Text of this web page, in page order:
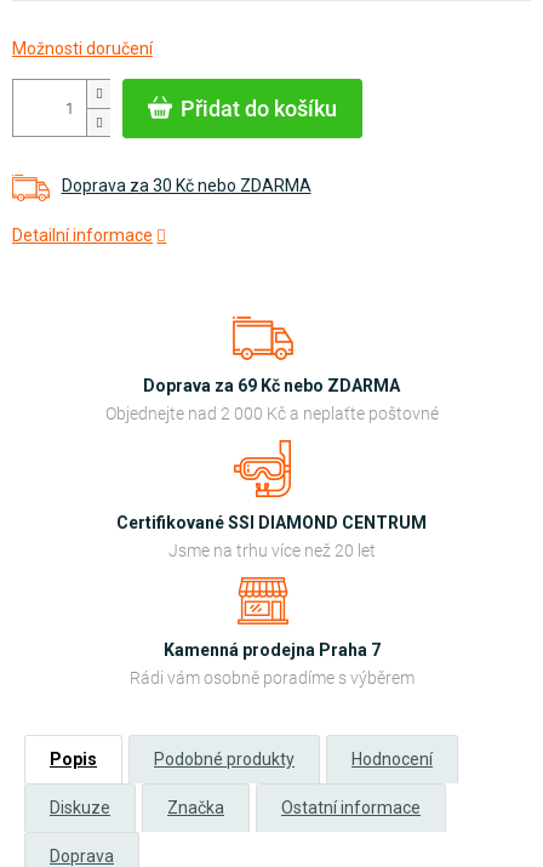
Přidat do košíku
Doprava za 30 Kč nebo ZDARMA
Detailní informace
cena:
Možnosti doručení
Doprava za 69 Kč nebo ZDARMA
Objednejte nad 2 000 Kč a neplaťte poštovné
Certifikované SSI DIAMOND CENTRUM
Jsme na trhu více než 20 let
Kamenná prodejna Praha 7
Rádi vám osobně poradíme s výběrem
Popis Podobné produkty Hodnocení
Diskuze Značka Ostatní informace
Doprava